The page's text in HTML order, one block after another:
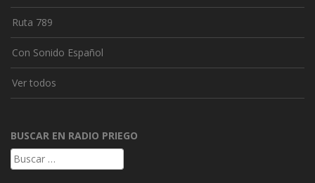
Ruta 789
Con Sonido Español
Ver todos
BUSCAR EN RADIO PRIEGO
Buscar: